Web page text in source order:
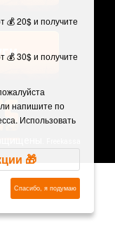
💰 20$ и получите
💰 30$ и получите
напишите по
Использовать
🎁
Спасибо, я подумаю